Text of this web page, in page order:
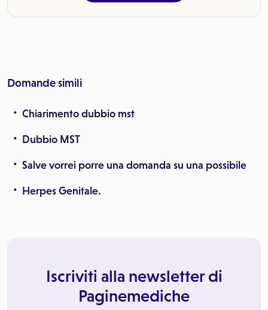
Domande simili
Chiarimento dubbio mst
Dubbio MST
Salve vorrei porre una domanda su una possibile
Herpes Genitale.
Iscriviti alla newsletter di
Paginemediche